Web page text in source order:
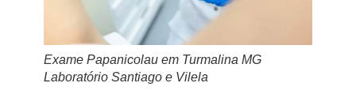
Exame Papanicolau em Turmalina MG
Laboratório Santiago e Vilela